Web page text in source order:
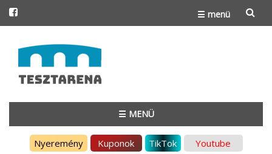
☰ menü
to
content
☰ MENÜ
Nyeremény Kuponok TikTok Youtube